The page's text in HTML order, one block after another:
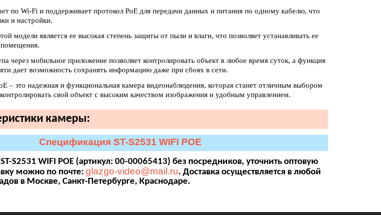
по Wi-Fi и поддерживает протокол PoE для передачи данных и питания по одному кабелю, что
и настройки.
модели является ее высокая степень защиты от пыли и влаги, что позволяет устанавливать ее
помещения.
через мобильное приложение позволяет контролировать объект в любое время суток, а функция
дает возможность сохранять информацию даже при сбоях в сети.
– это надежная и функциональная камера видеонаблюдения, которая станет отличным выбором
свой объект с высоким качеством изображения и удобным управлением.
камеры:
Спецификация ST-S2531 WIFI POE
S2531 WIFI POE (артикул: 00-00065413) без посредников, уточнить оптовую
можно по почте: glazgo-video@mail.ru. Доставка осуществляется в любой
в Москве, Санкт-Петербурге, Краснодаре.